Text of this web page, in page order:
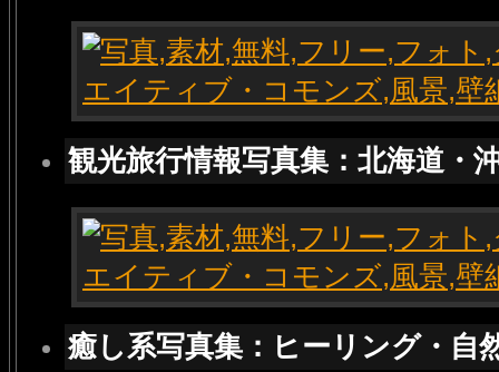
観光旅行情報写真集：北海道・
癒し系写真集：ヒーリング・自